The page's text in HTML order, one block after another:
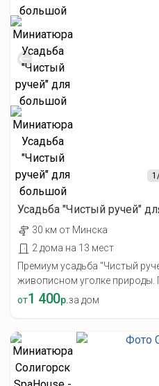
1
Усадьба "Чистый ручей"
30 км от Минска
2 дома на 13 мест
Премиум усадьба "Чистый
живописном уголке природы.
от1 400р.за дом